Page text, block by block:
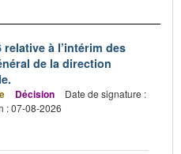
à l’intérim des
de la direction
Décision
Date de signature :
: 07-08-2026